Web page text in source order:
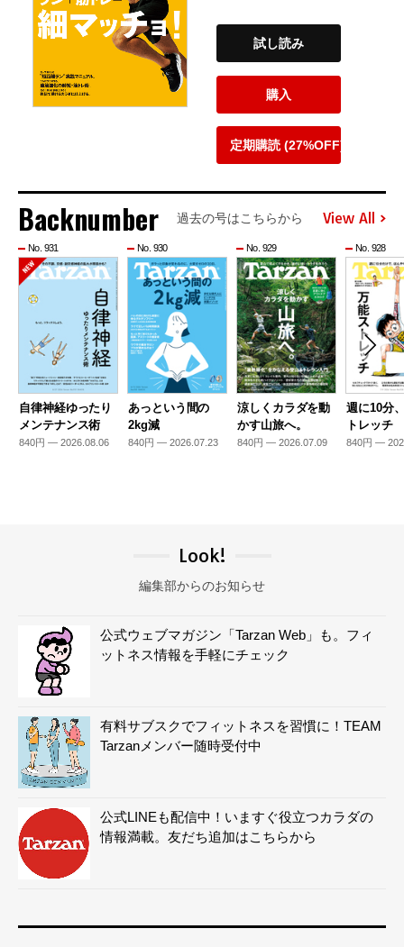
試し読み
購入
定期購読 (27%OFF)
Backnumber 過去の号はこちらから View All
No. 931
自律神経ゆったり
メンテナンス術
840円 — 2026.08.06
No. 930
あっという間の
2kg減
840円 — 2026.07.23
No. 929
涼しくカラダを動
かす山旅へ。
840円 — 2026.07.09
No. 928
週に10分
トレッチ
840円 —
Look!
編集部からのお知らせ
公式ウェブマガジン「Tarzan Web」も。フィ
ットネス情報を手軽にチェック
有料サブスクでフィットネスを習慣に！TEAM
Tarzanメンバー随時受付中
公式LINEも配信中！いますぐ役立つカラダの
情報満載。友だち追加はこちらから